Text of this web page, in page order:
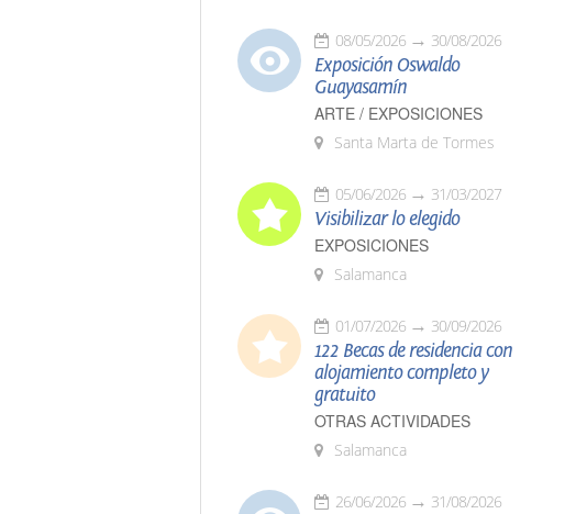
08/05/2026 30/08/2026
Exposición Oswaldo
Guayasamín
ARTE / EXPOSICIONES
Santa Marta de Tormes
05/06/2026 31/03/2027
Visibilizar lo elegido
EXPOSICIONES
Salamanca
01/07/2026 30/09/2026
122 Becas de residencia con
alojamiento completo y
gratuito
OTRAS ACTIVIDADES
Salamanca
26/06/2026 31/08/2026